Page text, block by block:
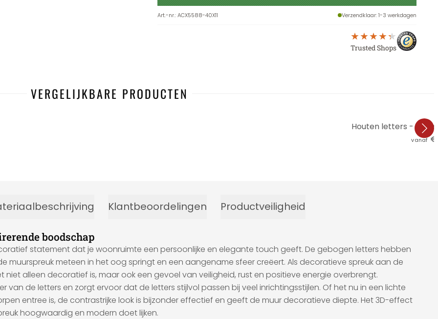
Art.-nr.:ACX5588-40X11 Verzendklaar: 1-3 werkdagen
Trusted Shops
VERGELIJKBARE PRODUCTEN
Houten letters -
vanaf €
Klantbeoordelingen Productveiligheid
boodschap
statement dat je woonruimte een persoonlijke en elegante touch geeft. De gebogen letters hebben
muurspreuk meteen in het oog springt en een aangename sfeer creëert. Als decoratieve spreuk aan de
alleen decoratief is, maar ook een gevoel van veiligheid, rust en positieve energie overbrengt.
van de letters en zorgt ervoor dat de letters stijlvol passen bij veel inrichtingsstijlen. Of het nu in een lichte
entree is, de contrastrijke look is bijzonder effectief en geeft de muur decoratieve diepte. Het 3D-effect
hoogwaardig en modern doet lijken.